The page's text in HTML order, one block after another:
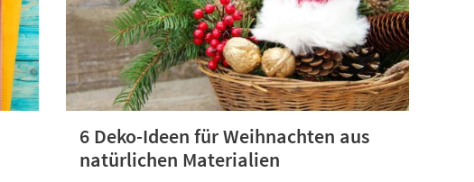
6 Deko-Ideen für Weihnachten aus
natürlichen Materialien